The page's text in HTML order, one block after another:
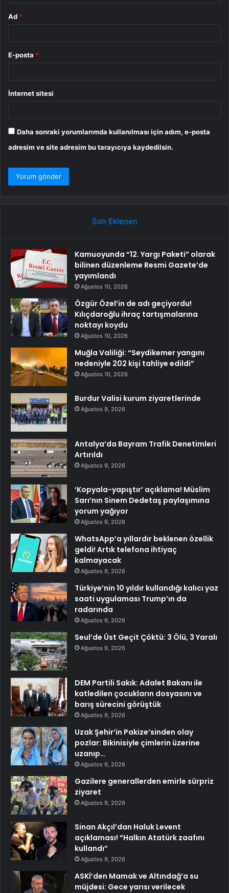
Ad *
E-posta *
İnternet sitesi
Daha sonraki yorumlarımda kullanılması için adım, e-posta
adresim ve site adresim bu tarayıcıya kaydedilsin.
Son Eklenen
Kamuoyunda “12. Yargı Paketi” olarak
bilinen düzenleme Resmi Gazete’de
yayımlandı
Ağustos 10, 2026
Özgür Özel’in de adı geçiyordu!
Kılıçdaroğlu ihraç tartışmalarına
noktayı koydu
Ağustos 10, 2026
Muğla Valiliği: “Seydikemer yangını
nedeniyle 202 kişi tahliye edildi”
Ağustos 10, 2026
Burdur Valisi kurum ziyaretlerinde
Ağustos 9, 2026
Antalya’da Bayram Trafik Denetimleri
Artırıldı
Ağustos 9, 2026
‘Kopyala-yapıştır’ açıklama! Müslim
Sarı’nın Sinem Dedetaş paylaşımına
yorum yağıyor
Ağustos 9, 2026
WhatsApp’a yıllardır beklenen özellik
geldi! Artık telefona ihtiyaç
kalmayacak
Ağustos 9, 2026
Türkiye’nin 10 yıldır kullandığı kalıcı yaz
saati uygulaması Trump’ın da
radarında
Ağustos 9, 2026
Seul’de Üst Geçit Çöktü: 3 Ölü, 3 Yaralı
Ağustos 9, 2026
DEM Partili Sakık: Adalet Bakanı ile
katledilen çocukların dosyasını ve
barış sürecini görüştük
Ağustos 9, 2026
Uzak Şehir’in Pakize’sinden olay
pozlar: Bikinisiyle çimlerin üzerine
uzanıp…
Ağustos 9, 2026
Gazilere generallerden emirle sürpriz
ziyaret
Ağustos 9, 2026
Sinan Akçıl’dan Haluk Levent
açıklaması! “Halkın Atatürk zaafını
kullandı”
Ağustos 9, 2026
ASKİ’den Mamak ve Altındağ’a su
müjdesi: Gece yarısı verilecek